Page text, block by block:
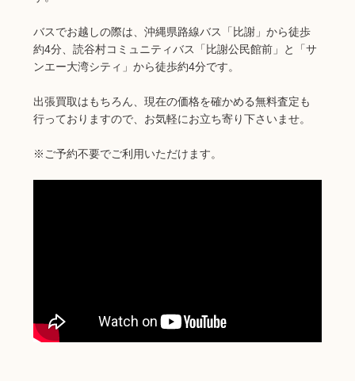
バスでお越しの際は、沖縄県路線バス「比謝」から徒歩
約4分、読谷村コミュニティバス「比謝公民館前」と「サ
ンエー大湾シティ」から徒歩約4分です。
出張買取はもちろん、現在の価格を確かめる無料査定も
行っておりますので、お気軽にお立ち寄り下さいませ。
※ご予約不要でご利用いただけます。